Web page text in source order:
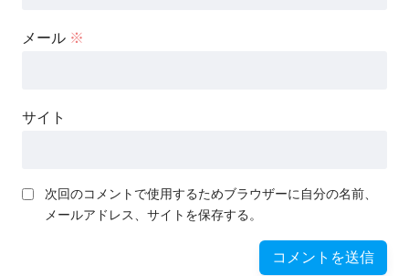
メール ※
サイト
次回のコメントで使用するためブラウザーに自分の名前、
メールアドレス、サイトを保存する。